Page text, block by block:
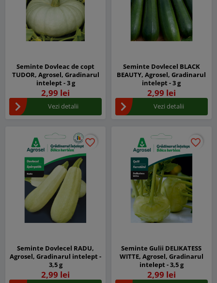
Seminte Dovleac de copt
TUDOR, Agrosel, Gradinarul
intelept - 3 g
2,99 lei
Vezi detalii
Seminte Dovlecel BLACK
BEAUTY, Agrosel, Gradinarul
intelept - 3 g
2,99 lei
Vezi detalii
favorite_border
favorite_border
Seminte Dovlecel RADU,
Agrosel, Gradinarul intelept -
3,5 g
2,99 lei
favorite_border
favorite_border
Seminte Gulii DELIKATESS
WITTE, Agrosel, Gradinarul
intelept - 3,5 g
2,99 lei